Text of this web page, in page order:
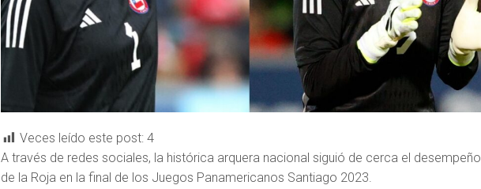
Veces leído este post: 4
A través de redes sociales, la histórica arquera nacional siguió de cerca el desempeño
de la Roja en la final de los Juegos Panamericanos Santiago 2023.